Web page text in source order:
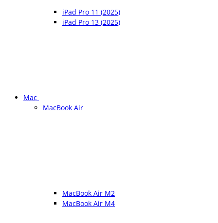
iPad Pro 11 (2025)
iPad Pro 13 (2025)
Mac
MacBook Air
MacBook Air M2
MacBook Air M4